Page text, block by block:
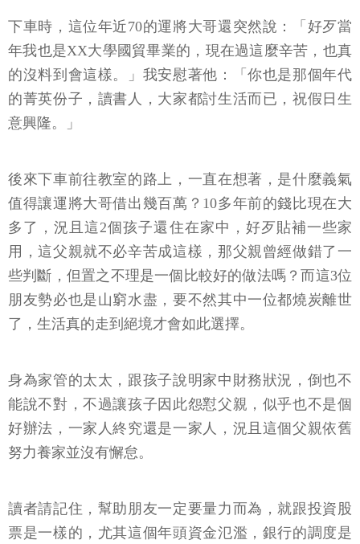
下車時，這位年近70的運將大哥還突然說：「好歹當
年我也是XX大學國貿畢業的，現在過這麼辛苦，也真
的沒料到會這樣。」我安慰著他：「你也是那個年代
的菁英份子，讀書人，大家都討生活而已，祝假日生
意興隆。」
後來下車前往教室的路上，一直在想著，是什麼義氣
值得讓運將大哥借出幾百萬？10多年前的錢比現在大
多了，況且這2個孩子還住在家中，好歹貼補一些家
用，這父親就不必辛苦成這樣，那父親曾經做錯了一
些判斷，但置之不理是一個比較好的做法嗎？而這3位
朋友勢必也是山窮水盡，要不然其中一位都燒炭離世
了，生活真的走到絕境才會如此選擇。
身為家管的太太，跟孩子說明家中財務狀況，倒也不
能說不對，不過讓孩子因此怨懟父親，似乎也不是個
好辦法，一家人終究還是一家人，況且這個父親依舊
努力養家並沒有懈怠。
讀者請記住，幫助朋友一定要量力而為，就跟投資股
票是一樣的，尤其這個年頭資金氾濫，銀行的調度是